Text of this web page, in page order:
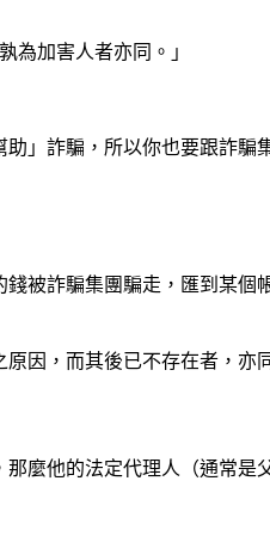
為加害人者亦同。」
」詐騙，所以你也要跟詐
被詐騙集團騙走，匯到某
因，而其後已不存在者，亦
麼他的法定代理人（通常是